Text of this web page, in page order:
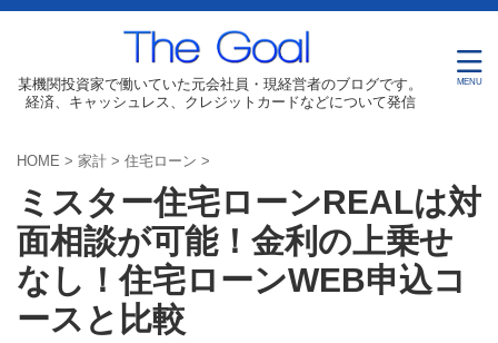
某機関投資家で働いていた元会社員・現経営者のブログです。
経済、キャッシュレス、クレジットカードなどについて発信
HOME > 家計 > 住宅ローン >
ミスター住宅ローンREALは対
面相談が可能！金利の上乗せ
なし！住宅ローンWEB申込コ
ースと比較